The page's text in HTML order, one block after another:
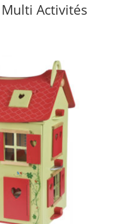
Activités